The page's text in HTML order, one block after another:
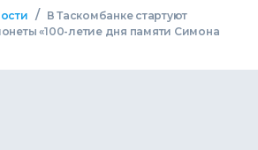
/
В Таскомбанке стартуют
«100-летие дня памяти Симона